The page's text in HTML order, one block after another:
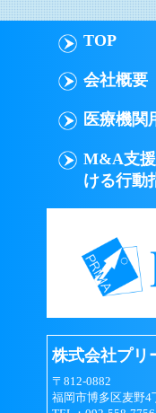
TOP
会社概要
医療機関
M&A支
ける行動
株式会社プリ
〒812-0882
福岡市博多区麦野